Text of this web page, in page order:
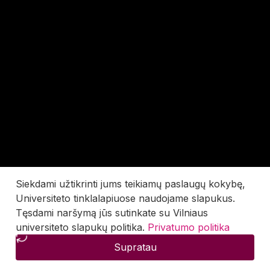
Siekdami užtikrinti jums teikiamų paslaugų kokybę,
Universiteto tinklalapiuose naudojame slapukus.
Tęsdami naršymą jūs sutinkate su Vilniaus
universiteto slapukų politika. Privatumo politika
Supratau